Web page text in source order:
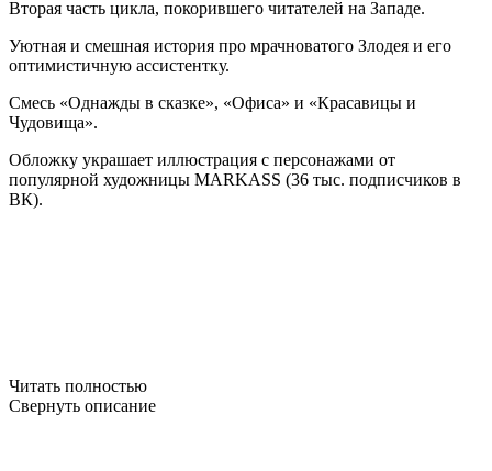
Вторая часть цикла, покорившего читателей на Западе.
Уютная и смешная история про мрачноватого Злодея и его
оптимистичную ассистентку.
Смесь «Однажды в сказке», «Офиса» и «Красавицы и
Чудовища».
Обложку украшает иллюстрация с персонажами от
популярной художницы MARKASS (36 тыс. подписчиков в
ВК).
Читать полностью
Свернуть описание